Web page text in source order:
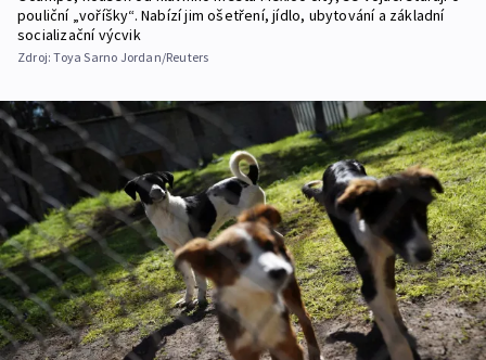
pouliční „voříšky“. Nabízí jim ošetření, jídlo, ubytování a základní
socializační výcvik
Zdroj:Toya Sarno Jordan/Reuters